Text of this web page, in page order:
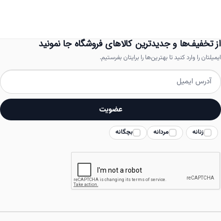
باشد.
ها
در
از تخفیف‌ها و جدیدترین کالاهای فروشگاه جا نمونید
ایمیلتان را وارد کنید تا بهترین‌ها را برایتان بفرستیم.
زنانه مردانه بچگانه
عضویت